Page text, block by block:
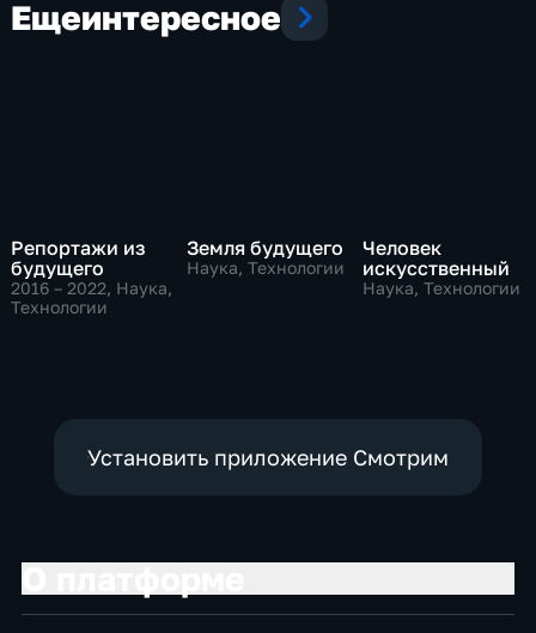
Ещеинтересное
Репортажи из
будущего
2016 – 2022, Наука,
Технологии
Земля будущего
Наука, Технологии
Человек
искусственный
Наука, Технологии
Установить приложение Смотрим